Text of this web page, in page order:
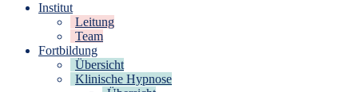
Institut
Leitung
Team
Fortbildung
Übersicht
Klinische Hypnose